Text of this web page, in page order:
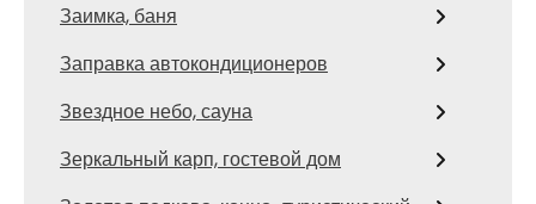
Заимка, баня
Заправка автокондиционеров
Звездное небо, сауна
Зеркальный карп, гостевой дом